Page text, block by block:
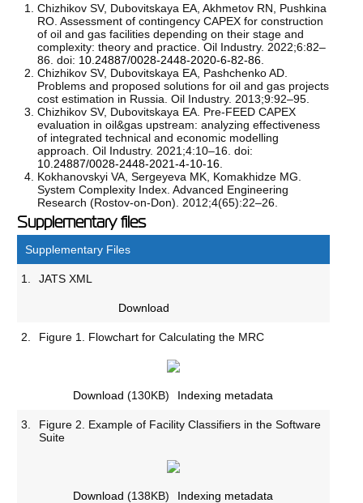
Chizhikov SV, Dubovitskaya EA, Akhmetov RN, Pushkina
RO. Assessment of contingency CAPEX for construction
of oil and gas facilities depending on their stage and
complexity: theory and practice. Oil Industry. 2022;6:82–
86. doi: 10.24887/0028-2448-2020-6-82-86
Chizhikov SV, Dubovitskaya EA, Pashchenko AD.
Problems and proposed solutions for oil and gas projects
cost estimation in Russia. Oil Industry. 2013;9:92–95.
Chizhikov SV, Dubovitskaya EA. Pre-FEED CAPEX
evaluation in oil&gas upstream: analyzing effectiveness
of integrated technical and economic modelling
approach. Oil Industry. 2021;4:10–16. doi:
10.24887/0028-2448-2021-4-10-16
Kokhanovskyi VA, Sergeyeva MK, Komakhidze MG.
System Complexity Index. Advanced Engineering
Research (Rostov-on-Don). 2012;4(65):22–26.
Supplementary files
Supplementary Files
1. JATS XML
Download
2. Figure 1. Flowchart for Calculating the MRC
Download (130KB) Indexing metadata
3.
Figure 2. Example of Facility Classifiers in the Software
Suite
Download (138KB) Indexing metadata